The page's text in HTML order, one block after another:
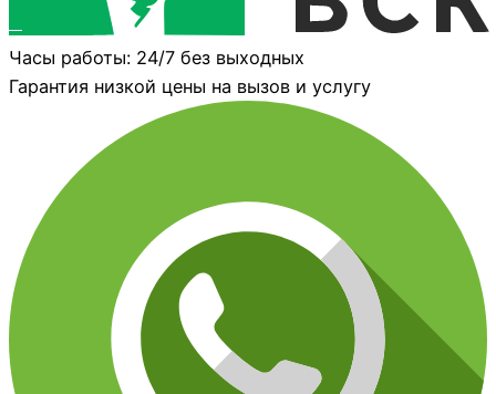
Часы работы: 24/7 без выходных
Гарантия низкой цены на вызов и услугу